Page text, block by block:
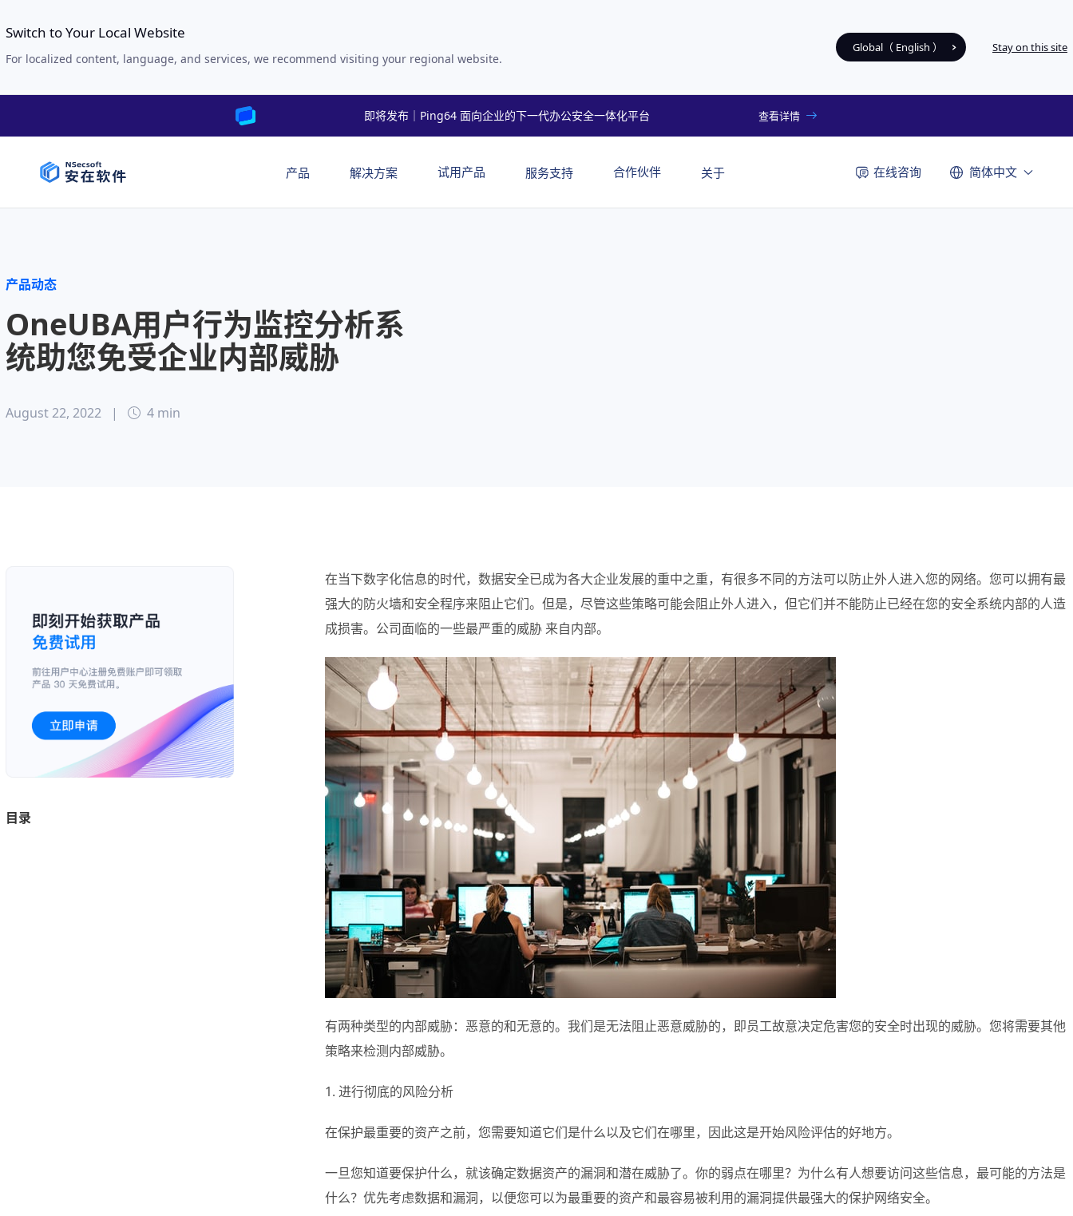
Switch to Your Local Website
For localized content, language, and services, we recommend visiting your regional website.
Global（ English ） Stay on this site
即将发布｜Ping64 面向企业的下一代办公安全一体化平台 查看详情
产品 解决方案 试用产品 服务支持 合作伙伴 关于 在线咨询 简体中文
产品动态
OneUBA用户行为监控分析系
统助您免受企业内部威胁
August 22, 2022 | 4 min
目录
在当下数字化信息的时代，数据安全已成为各大企业发展的重中之重，有很多不同的方法可以防止外人进入您的网络。您可以拥有最
强大的防火墙和安全程序来阻止它们。但是，尽管这些策略可能会阻止外人进入，但它们并不能防止已经在您的安全系统内部的人造
成损害。公司面临的一些最严重的威胁 来自内部。
有两种类型的内部威胁：恶意的和无意的。我们是无法阻止恶意威胁的，即员工故意决定危害您的安全时出现的威胁。您将需要其他
策略来检测内部威胁。
1. 进行彻底的风险分析
在保护最重要的资产之前，您需要知道它们是什么以及它们在哪里，因此这是开始风险评估的好地方。
一旦您知道要保护什么，就该确定数据资产的漏洞和潜在威胁了。你的弱点在哪里？为什么有人想要访问这些信息，最可能的方法是
什么？优先考虑数据和漏洞，以便您可以为最重要的资产和最容易被利用的漏洞提供最强大的保护网络安全。